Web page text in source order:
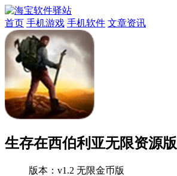
首页 手机游戏 手机软件 文章资讯
生存在西伯利亚无限资源版
版本： v1.2 无限金币版